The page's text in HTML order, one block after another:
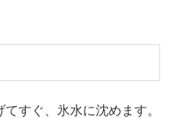
すぐ、氷水に沈めます。